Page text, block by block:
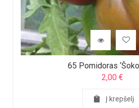
65 Pomidoras
2,00 €
Į krepšelį